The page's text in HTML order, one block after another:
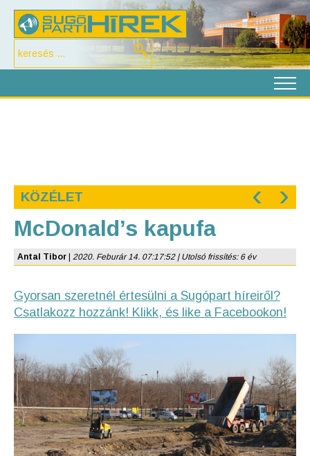
KÖZÉLET ‹ ›
McDonald’s kapufa
Antal Tibor 2020. Feburár 14. 07:17:52 | Utolsó frissítés: 6 év
Gyorsan szeretnél értesülni a Sugópart híreiről?
Csatlakozz hozzánk! Klikk, és like a Facebookon!